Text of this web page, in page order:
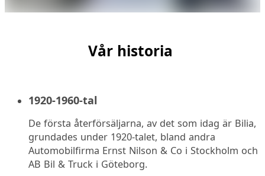
Vår historia
1920-1960-tal
De första återförsäljarna, av det som idag är Bilia,
grundades under 1920-talet, bland andra
Automobilfirma Ernst Nilson & Co i Stockholm och
AB Bil & Truck i Göteborg.